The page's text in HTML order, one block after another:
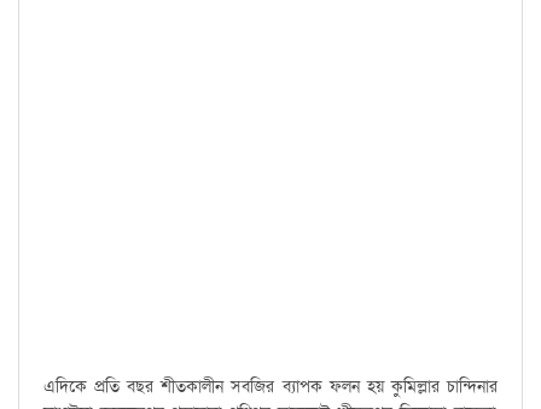
এদিকে প্রতি বছর শীতকালীন সবজির ব্যাপক ফলন হয় কুমিল্লার চান্দিনার